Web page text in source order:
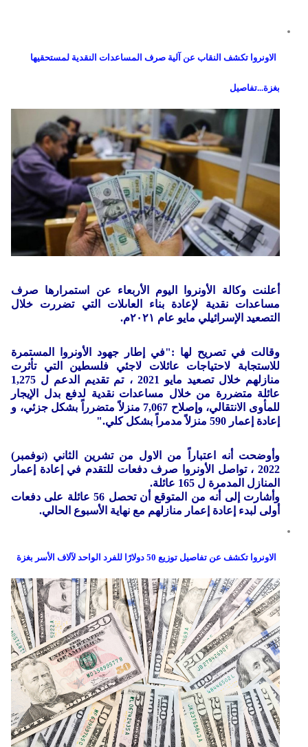
الاونروا تكشف النقاب عن آلية صرف المساعدات النقدية لمستحقيها
بغزة...تفاصيل
أعلنت وكالة الأونروا اليوم الأربعاء عن استمرارها صرف
مساعدات نقدية لإعادة بناء العاىلات التي تضررت خلال
التصعيد الإسرائيلي مايو عام ٢٠٢١م.
وقالت في تصريح لها :"في إطار جهود الأونروا المستمرة
للاستجابة لاحتياجات عائلات لاجئي فلسطين التي تأثرت
منازلهم خلال تصعيد مايو 2021 ، تم تقديم الدعم ل 1,275
عائلة متضررة من خلال مساعدات نقدية لدفع بدل الإيجار
للمأوى الانتقالي، وإصلاح 7,067 منزلاً متضرراً بشكل جزئي، و
إعادة إعمار 590 منزلاً مدمراً بشكل كلي."
وأوضحت أنه اعتباراً من الاول من تشرين الثاني (نوفمبر)
2022 ، تواصل الأونروا صرف دفعات للتقدم في إعادة إعمار
المنازل المدمرة ل 165 عائلة.
وأشارت إلى أنه من المتوقع أن تحصل 56 عائلة على دفعات
أولى لبدء إعادة إعمار منازلهم مع نهاية الأسبوع الحالي.
الاونروا تكشف عن تفاصيل توزيع 50 دولارًا للفرد الواحد لآلاف الأسر بغزة